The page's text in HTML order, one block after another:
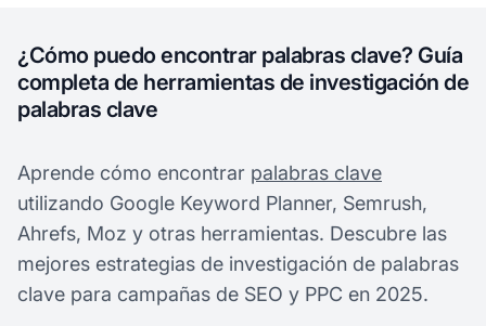
¿Cómo puedo encontrar palabras clave? Guía
completa de herramientas de investigación de
palabras clave
Aprende cómo encontrar palabras clave
utilizando Google Keyword Planner, Semrush,
Ahrefs, Moz y otras herramientas. Descubre las
mejores estrategias de investigación de palabras
clave para campañas de SEO y PPC en 2025.